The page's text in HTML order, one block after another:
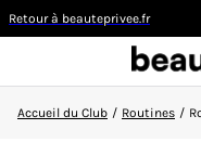
Retour à beauteprivee.fr
Visiteur
Accueil du Club / Routines /